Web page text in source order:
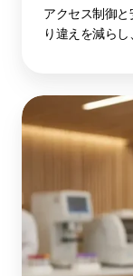
アクセス制御
り違えを減らし